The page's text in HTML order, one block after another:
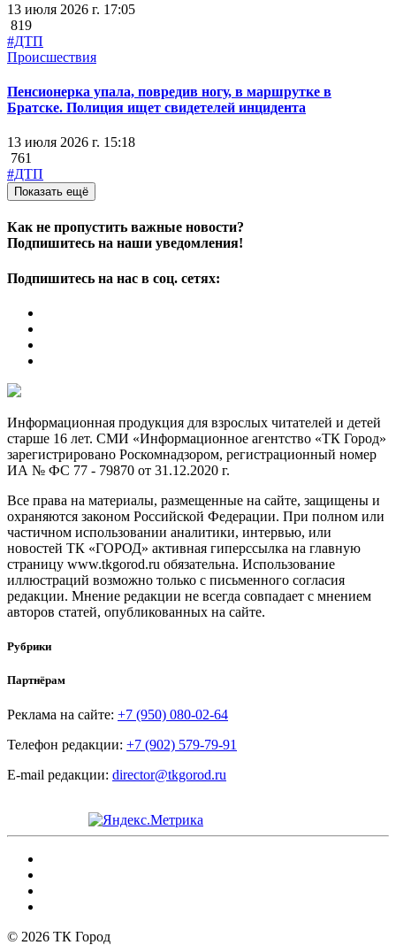
13 июля 2026 г. 17:05
819
#ДТП
Происшествия
Пенсионерка упала, повредив ногу, в маршрутке в
Братске. Полиция ищет свидетелей инцидента
13 июля 2026 г. 15:18
761
#ДТП
Показать ещё
Как не пропустить важные новости?
Подпишитесь на наши уведомления!
Подпишитесь на нас в соц. сетях:
Информационная продукция для взрослых читателей и детей
старше 16 лет. СМИ «Информационное агентство «ТК Город»
зарегистрировано Роскомнадзором, регистрационный номер
ИА № ФС 77 - 79870 от 31.12.2020 г.
Все права на материалы, размещенные на сайте, защищены и
охраняются законом Российской Федерации. При полном или
частичном использовании аналитики, интервью, или
новостей ТК «ГОРОД» активная гиперссылка на главную
страницу www.tkgorod.ru обязательна. Использование
иллюстраций возможно только с письменного согласия
редакции. Мнение редакции не всегда совпадает с мнением
авторов статей, опубликованных на сайте.
Рубрики
Партнёрам
Реклама на сайте: +7 (950) 080-02-64
Телефон редакции: +7 (902) 579-79-91
E-mail редакции: director@tkgorod.ru
© 2026 ТК Город